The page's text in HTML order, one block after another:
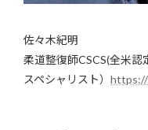
佐々木紀明
柔道整復師CSCS(全米
スペシャリスト） https://